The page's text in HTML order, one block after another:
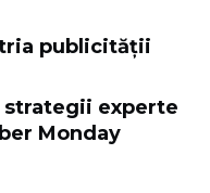
publicității
strategii experte
​​Monday